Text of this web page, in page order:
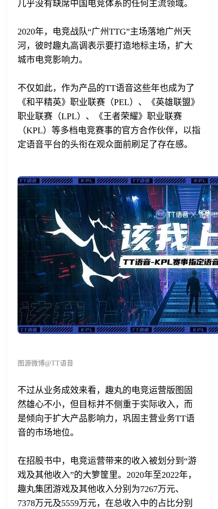
几乎没有缺席中国电竞体系的任何主流领域。
2020年，电竞战队“广州TTG”主场落地广州天
河，彼时趣丸高调表示要打造地标主场，扩大
城市电竞影响力。
不仅如此，作为产品的TT语音这些年也成为了
《和平精英》职业联赛（PEL）、《英雄联盟》
职业联赛（LPL）、《王者荣耀》职业联赛
（KPL）等多档电竞赛事的官方合作伙伴，以指
定语音平台的头衔在观众面前刷足了存在感。
图源微博@TT语音
不过从业务成效来看，趣丸的电竞运营版图固
然雄心不小，但目标并不侧重于实际收入，而
是倾向于扩大产品影响力，巩固主营业务TT语
音的市场地位。
在招股书中，电竞运营带来的收入被划分到“游
戏及其他收入”的大箩筐里。2020年至2022年，
趣丸集团游戏及其他收入分别为7267万元、
7378万元及5559万元，在总收入中的占比分别
我已阅读并同意 通讯云服务条款和通讯云隐私政策
提交
不了，谢谢
登录即时通讯云
登录客服云